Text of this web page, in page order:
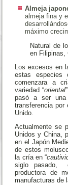
Almeja
almeja fina y
máximo
Natural de
en Filipinas,
Los excesos en
estas
comenzara a
variedad “oriental
pasó a ser
transferencia
Unido.
Actualmente se
Unidos y China,
en el Japón
de estos
la cría en “
siglo pasado,
productora de
manufacturas de